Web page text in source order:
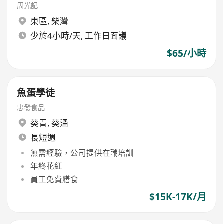
周光記
東區, 柴灣
少於4小時/天, 工作日面議
$65/小時
魚蛋學徒
忠發食品
葵青, 葵涌
長短週
無需經驗，公司提供在職培訓
年終花紅
員工免費膳食
$15K-17K/月